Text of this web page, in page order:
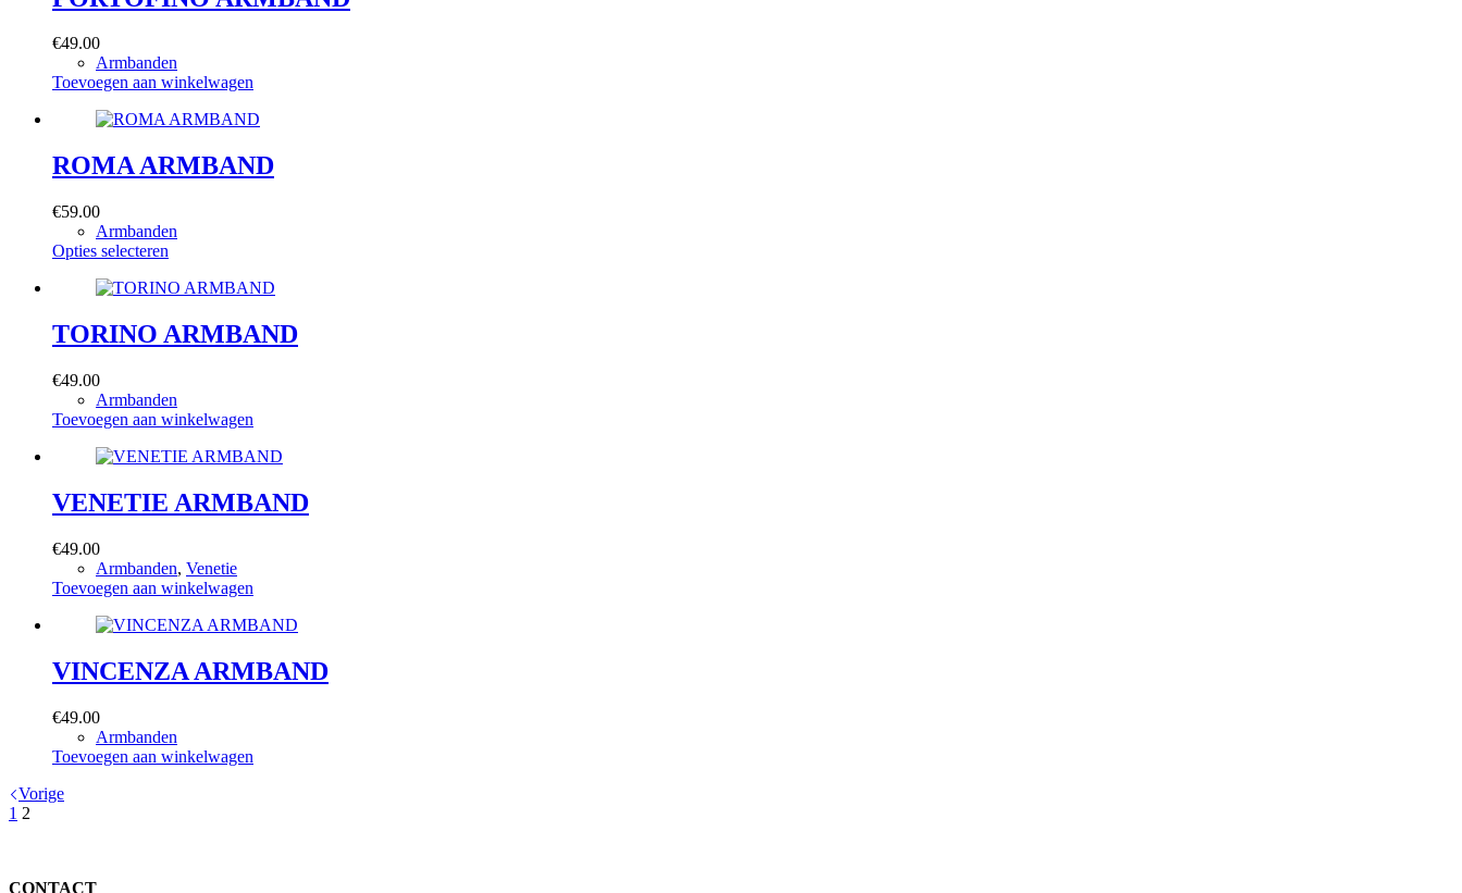
€49.00
Armbanden
Toevoegen aan winkelwagen
ROMA ARMBAND
€59.00
Armbanden
Opties selecteren
heeft
variaties.
Deze
gekozen
worden
de
TORINO ARMBAND
€49.00
Armbanden
Toevoegen aan winkelwagen
VENETIE ARMBAND
€49.00
Armbanden, Venetie
Toevoegen aan winkelwagen
VINCENZA ARMBAND
€49.00
Armbanden
Toevoegen aan winkelwagen
Vorige
1 2
CONTACT